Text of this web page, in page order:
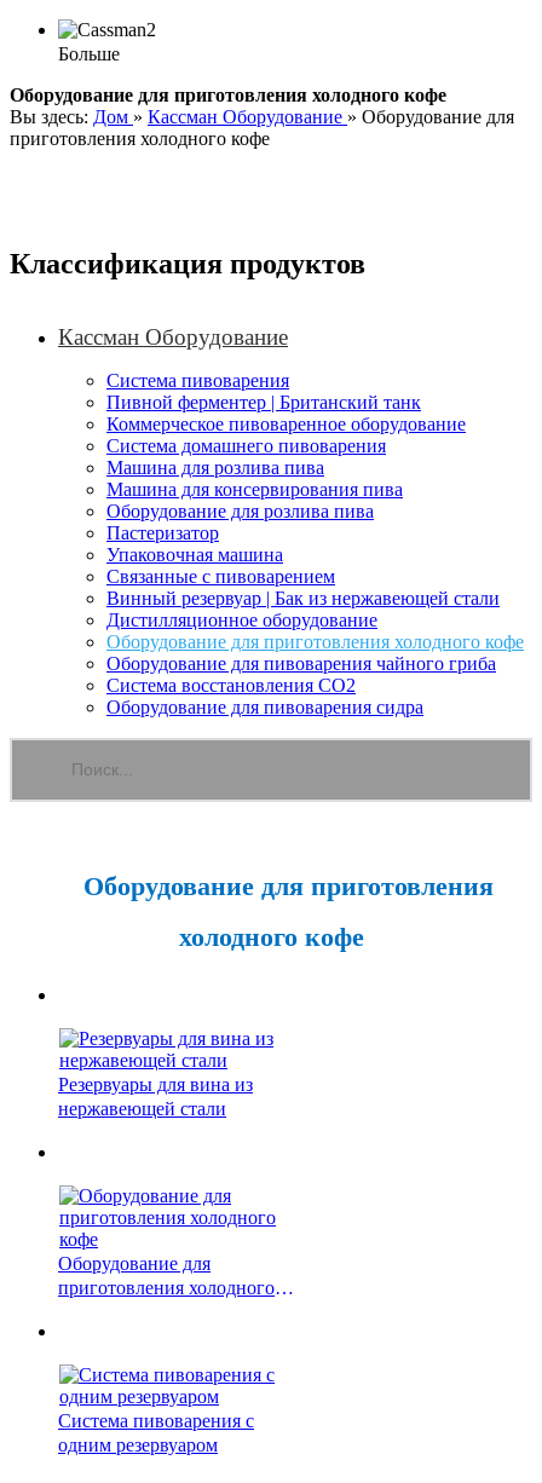
Больше
Оборудование для приготовления холодного кофе
Вы здесь: Дом » Кассман Оборудование » Оборудование для
приготовления холодного кофе
Классификация продуктов
Кассман Оборудование
Система пивоварения
Пивной ферментер | Британский танк
Коммерческое пивоваренное оборудование
Система домашнего пивоварения
Машина для розлива пива
Машина для консервирования пива
Оборудование для розлива пива
Пастеризатор
Упаковочная машина
Связанные с пивоварением
Винный резервуар | Бак из нержавеющей стали
Дистилляционное оборудование
Оборудование для приготовления холодного кофе
Оборудование для пивоварения чайного гриба
Система восстановления CO2
Оборудование для пивоварения сидра
Оборудование для приготовления
холодного кофе
Резервуары для вина из
нержавеющей стали
Оборудование для
приготовления холодного
Система пивоварения с
одним резервуаром